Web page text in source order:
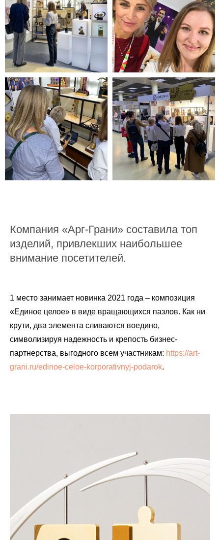
Компания «Арг-Грани» составила топ
изделий, привлекших наибольшее
внимание посетителей.
1 место занимает новинка 2021 года – композиция
«Единое целое» в виде вращающихся пазлов. Как ни
крути, два элемента сливаются воедино,
символизируя надежность и крепость бизнес-
партнерства, выгодного всем участникам: https://art-
grani.ru/edinoe-celoe-korporativnyj-podarok.